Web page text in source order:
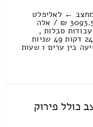
מחצב ← לאליפלט
כולל פירוק והרכבה מחיר מחירון: 3093.52 ₪ / אלה
המחירים 3800 – 2900 ₪ עבודות סבלות ,
טעינה ופריקה : 1178.32 ₪ / זמן : 24 דקות 49 שניות
מחיר נסיעה 1360.90 שקל / זמן נסיעה בין ערים 1 שעות
כולל פירוק